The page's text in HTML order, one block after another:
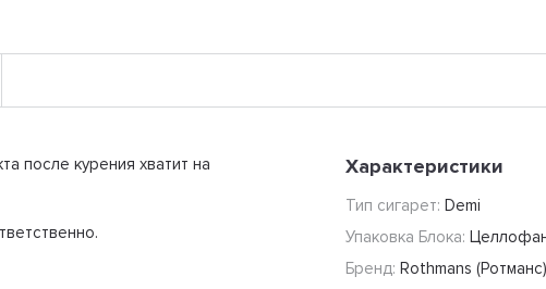
после курения хватит на
Характеристики
Тип сигарет: Demi
Упаковка Блока:
Бренд: Rothmans (Ротманс)